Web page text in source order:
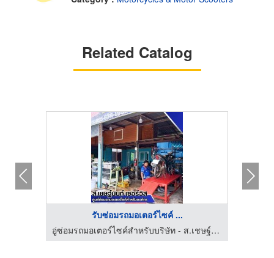
Related Catalog
รับซ่อมรถมอเตอร์ไซค์ ...
อู่ซ่อมรถมอเตอร์ไซค์สำหรับบริษัท - ส.เชษฐ์นนท์ เซอร์วิส